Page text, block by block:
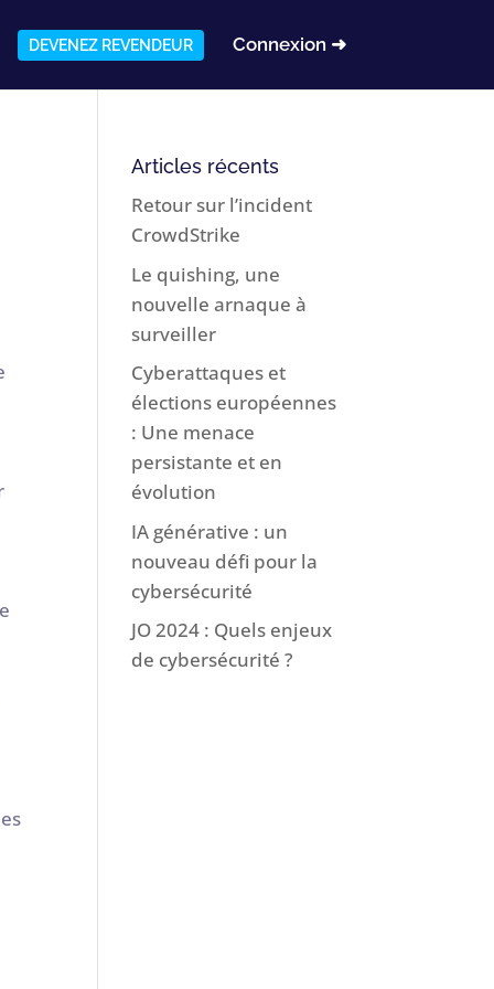
DEVENEZ REVENDEUR Connexion ➜
Articles récents
Retour sur l’incident
CrowdStrike
Le quishing, une
nouvelle arnaque à
surveiller
Cyberattaques et
élections européennes
: Une menace
persistante et en
évolution
IA générative : un
nouveau défi pour la
cybersécurité
JO 2024 : Quels enjeux
de cybersécurité ?